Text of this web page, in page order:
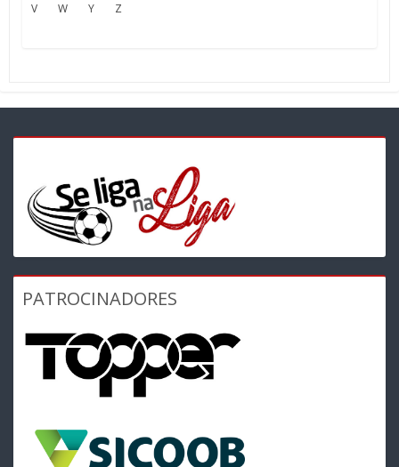
V
W Y Z
PATROCINADORES